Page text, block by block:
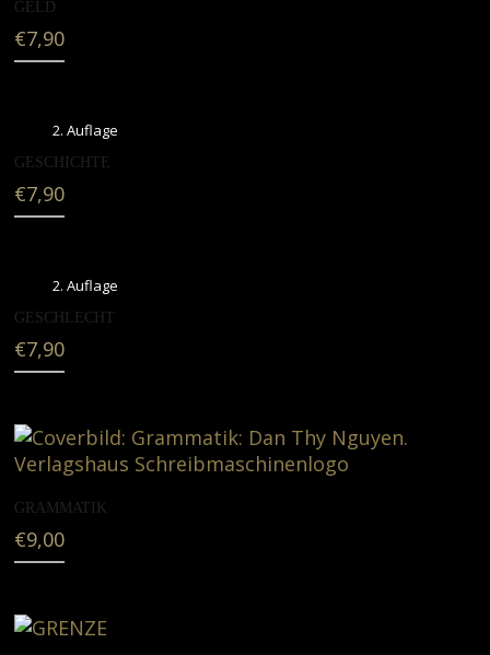
GELD
€7,90
2. Auflage
GESCHICHTE
€7,90
2. Auflage
GESCHLECHT
€7,90
GRAMMATIK
€9,00